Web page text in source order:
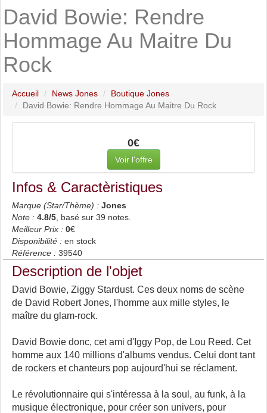
David Bowie: Rendre
Hommage Au Maitre Du
Rock
Accueil News Jones
Boutique Jones
David Bowie: Rendre Hommage Au Maitre Du Rock
0€
Voir l'offre
Infos & Caractèristiques
Marque (Star/Thème) : Jones
Note : 4.8/5 , basé sur 39 notes.
Meilleur Prix : 0€
Disponibilité : en stock
Référence : 39540
Description de l'objet
David Bowie, Ziggy Stardust. Ces deux noms de scène
de David Robert Jones, l'homme aux mille styles, le
maître du glam-rock.
David Bowie donc, cet ami d'Iggy Pop, de Lou Reed. Cet
homme aux 140 millions d'albums vendus. Celui dont tant
de rockers et chanteurs pop aujourd'hui se réclament.
Le révolutionnaire qui s'intéressa à la soul, au funk, à la
musique électronique, pour créer son univers, pour